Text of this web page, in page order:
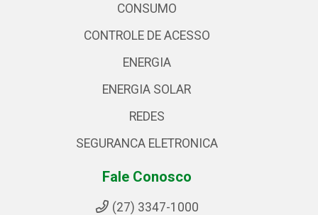
CONSUMO
CONTROLE DE ACESSO
ENERGIA
ENERGIA SOLAR
REDES
SEGURANCA ELETRONICA
Fale Conosco
(27) 3347-1000